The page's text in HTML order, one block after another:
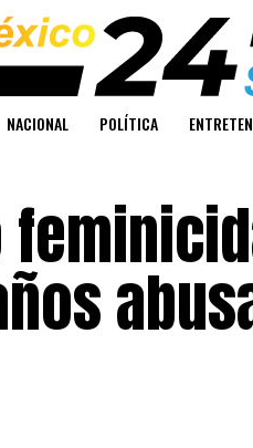
NACIONAL POLÍTICA